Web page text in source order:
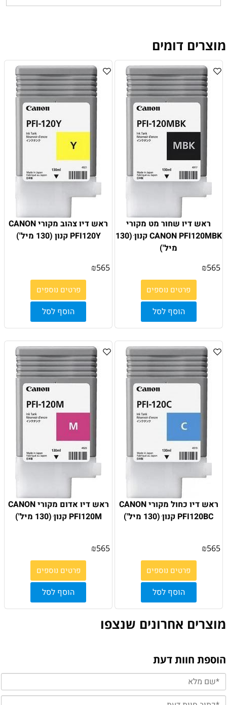
מוצרים דומים
ראש דיו שחור מט מקורי
CANON PFI120MBK קנון ׁ(130
מיל')
₪565
פרטים נוספים
הוסף לסל
ראש דיו צהוב מקורי CANON
PFI120Y ׁקנון (130 מיל')
₪565
פרטים נוספים
הוסף לסל
ראש דיו כחול מקורי CANON
PFI120BC קנון ׁ(130 מיל')
₪565
פרטים נוספים
הוסף לסל
ראש דיו אדום מקורי CANON
PFI120M קנון ׁ(130 מיל')
₪565
פרטים נוספים
הוסף לסל
מוצרים אחרונים שנצפו
הוספת חוות דעת